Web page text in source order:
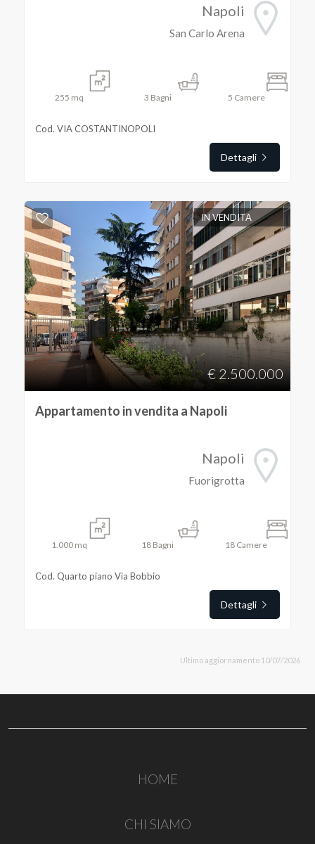
Napoli
San Carlo Arena
255 mq 3 Bagni 5 Camere
Cod. VIA COSTANTINOPOLI
Dettagli
IN VENDITA
€ 2.500.000
Appartamento in vendita a Napoli
Napoli
Fuorigrotta
1.000mq 18 Bagni 18 Camere
Cod. Quarto piano Via Bobbio
Dettagli
Ultimo aggiornamento 10/07/2026
HOME
CHI SIAMO